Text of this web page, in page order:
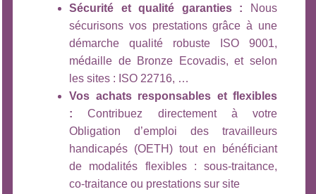
Sécurité et qualité garanties : Nous
sécurisons vos prestations grâce à une
démarche qualité robuste ISO 9001,
médaille de Bronze Ecovadis, et selon
les sites : ISO 22716, …
Vos achats responsables et flexibles
: Contribuez directement à votre
Obligation d’emploi des travailleurs
handicapés (OETH) tout en bénéficiant
de modalités flexibles : sous-traitance,
co-traitance ou prestations sur site